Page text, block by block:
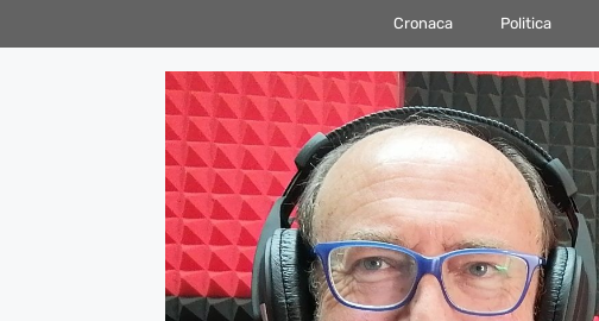
al
Cronaca Politica